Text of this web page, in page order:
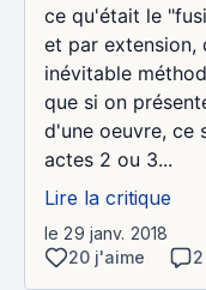
ce qu'était le
et par extension,
inévitable
que si on
d'une oeuvre, ce
actes 2 ou 3...
Lire la critique
le 29 janv. 2018
20 j'aime
2